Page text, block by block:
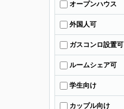
オープンハウス
外国人可
ガスコンロ設置可
ルームシェア可
学生向け
カップル向け